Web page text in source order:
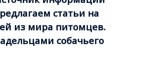
статьи на
из мира питомцев.
собачьего